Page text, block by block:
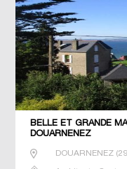
BELLE ET GRANDE
DOUARNENEZ
DOUARNENEZ(